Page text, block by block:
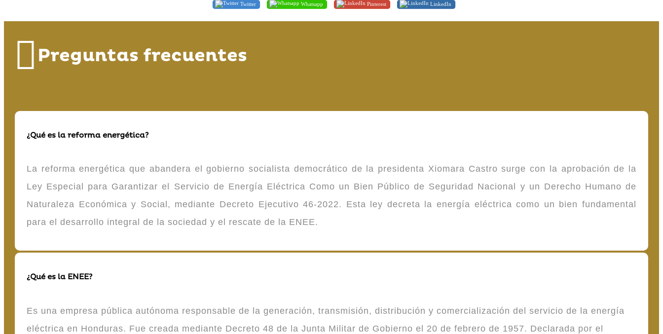
Twitter Whatsapp Pinterest LinkedIn
Preguntas frecuentes
¿Qué es la reforma energética?
La reforma energética que abandera el gobierno socialista democrático de la presidenta Xiomara Castro surge con la aprobación de la
Ley Especial para Garantizar el Servicio de Energía Eléctrica Como un Bien Público de Seguridad Nacional y un Derecho Humano de
Naturaleza Económica y Social, mediante Decreto Ejecutivo 46-2022. Esta ley decreta la energía eléctrica como un bien fundamental
para el desarrollo integral de la sociedad y el rescate de la ENEE.
¿Qué es la ENEE?
Es una empresa pública autónoma responsable de la generación, transmisión, distribución y comercialización del servicio de la energía
eléctrica en Honduras. Fue creada mediante Decreto 48 de la Junta Militar de Gobierno el 20 de febrero de 1957. Declarada por el